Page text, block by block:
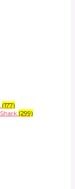
(177)
(299)